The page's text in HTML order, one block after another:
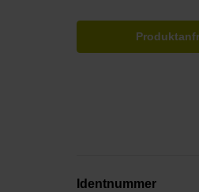
Identnummer